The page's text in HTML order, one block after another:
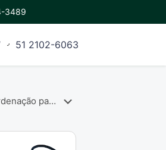
3489
51 2102-6063